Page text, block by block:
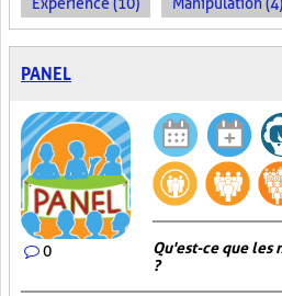
PANEL
0
Qu'est-ce que les
?